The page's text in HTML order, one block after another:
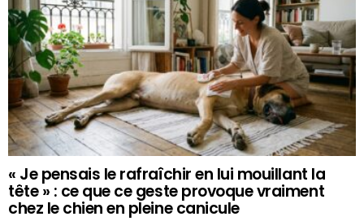
« Je pensais le rafraîchir en lui mouillant la
tête » : ce que ce geste provoque vraiment
chez le chien en pleine canicule